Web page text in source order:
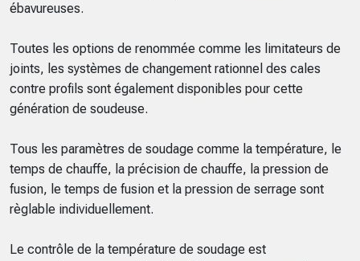
ébavureuses.
Toutes les options de renommée comme les limitateurs de
joints, les systèmes de changement rationnel des cales
contre profils sont également disponibles pour cette
génération de soudeuse.
Tous les paramètres de soudage comme la température, le
temps de chauffe, la précision de chauffe, la pression de
fusion, le temps de fusion et la pression de serrage sont
règlable individuellement.
Le contrôle de la température de soudage est